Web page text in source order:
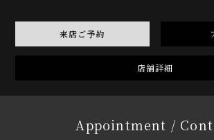
来店ご予約
店舗詳細
Appointment /